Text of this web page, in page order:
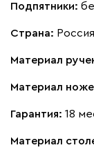
Подпятники:
Страна: Россия
Материал
Материал
Гарантия: 18
Материал